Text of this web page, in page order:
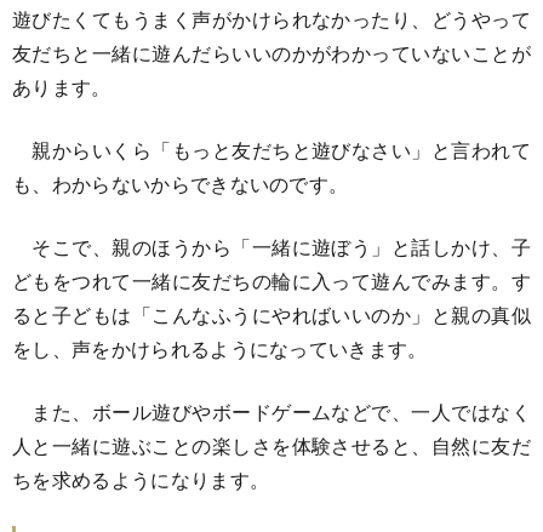
遊びたくてもうまく声がかけられなかったり、どうやって
友だちと一緒に遊んだらいいのかがわかっていないことが
あります。
親からいくら「もっと友だちと遊びなさい」と言われて
も、わからないからできないのです。
そこで、親のほうから「一緒に遊ぼう」と話しかけ、子
どもをつれて一緒に友だちの輪に入って遊んでみます。す
ると子どもは「こんなふうにやればいいのか」と親の真似
をし、声をかけられるようになっていきます。
また、ボール遊びやボードゲームなどで、一人ではなく
人と一緒に遊ぶことの楽しさを体験させると、自然に友だ
ちを求めるようになります。